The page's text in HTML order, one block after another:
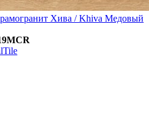
Хива / Khiva Медовый